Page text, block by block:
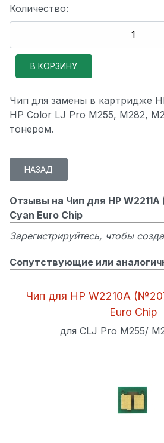
Количество:
Чип для замены в картридже
HP Color LJ Pro M255, M282,
тонером.
Отзывы на Чип для HP
Cyan Euro Chip
Зарегистрируйтесь, чтобы
Сопутствующие или
Чип для HP W2210A
Euro Chip
для CLJ Pro M255/